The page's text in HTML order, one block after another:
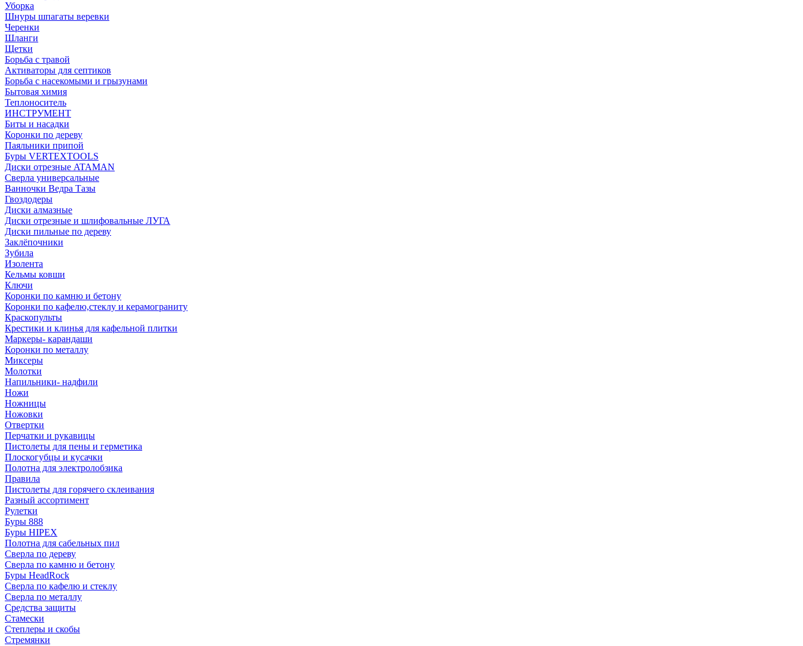
Уборка
Шнуры шпагаты веревки
Черенки
Шланги
Щетки
Борьба с травой
Активаторы для септиков
Борьба с насекомыми и грызунами
Бытовая химия
Теплоноситель
ИНСТРУМЕНТ
Биты и насадки
Коронки по дереву
Паяльники припой
Буры VERTEXTOOLS
Диски отрезные ATAMAN
Сверла универсальные
Ванночки Ведра Тазы
Гвоздодеры
Диски алмазные
Диски отрезные и шлифовальные ЛУГА
Диски пильные по дереву
Заклёпочники
Зубила
Изолента
Кельмы ковши
Ключи
Коронки по камню и бетону
Коронки по кафелю,стеклу и керамограниту
Краскопульты
Крестики и клинья для кафельной плитки
Маркеры- карандаши
Коронки по металлу
Миксеры
Молотки
Напильники- надфили
Ножи
Ножницы
Ножовки
Отвертки
Перчатки и рукавицы
Пистолеты для пены и герметика
Плоскогубцы и кусачки
Полотна для электролобзика
Правила
Пистолеты для горячего склеивания
Разный ассортимент
Рулетки
Буры 888
Буры HIPEX
Полотна для сабельных пил
Сверла по дереву
Сверла по камню и бетону
Буры HeadRock
Сверла по кафелю и стеклу
Сверла по металлу
Средства защиты
Стамески
Степлеры и скобы
Стремянки